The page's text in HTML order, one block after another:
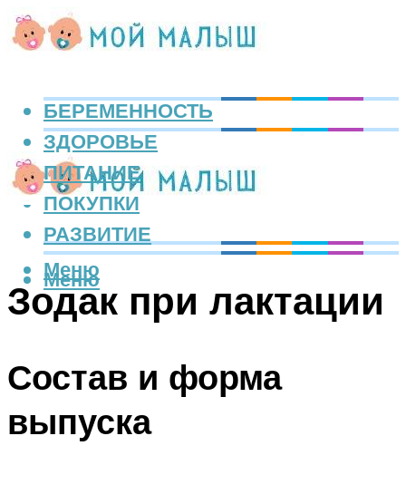
БЕРЕМЕННОСТЬ
ЗДОРОВЬЕ
ПИТАНИЕ
ПОКУПКИ
РАЗВИТИЕ
Меню
Меню
Зодак при лактации
Состав и форма
выпуска